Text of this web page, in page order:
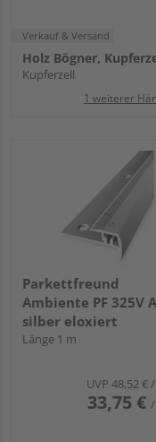
Verkauf & Versand
Holz Bögner,
Kupferzell
1 weiterer
Parkettfreund
Ambiente PF 325V
silber eloxiert
Länge 1 m
UVP 48,52 €
33,75 €